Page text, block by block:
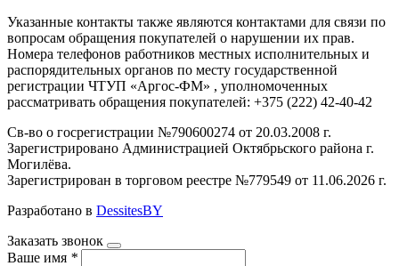
Указанные контакты также являются контактами для связи по
вопросам обращения покупателей о нарушении их прав.
Номера телефонов работников местных исполнительных и
распорядительных органов по месту государственной
регистрации ЧТУП «Аргос-ФМ» , уполномоченных
рассматривать обращения покупателей: +375 (222) 42-40-42
Св-во о госрегистрации №790600274 от 20.03.2008 г.
Зарегистрировано Администрацией Октябрьского района г.
Могилёва.
Зарегистрирован в торговом реестре №779549 от 11.06.2026 г.
Разработано в DessitesBY
Заказать звонок
Ваше имя *